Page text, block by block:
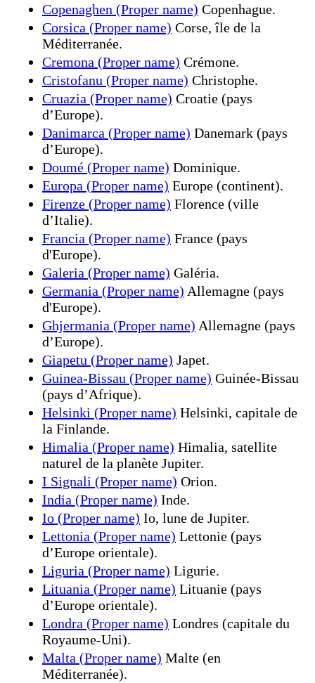
Copenaghen (Proper name) Copenhague.
Corsica (Proper name) Corse, île de la
Méditerranée.
Cremona (Proper name) Crémone.
Cristofanu (Proper name) Christophe.
Cruazia (Proper name) Croatie (pays
d’Europe).
Danimarca (Proper name) Danemark (pays
d’Europe).
Doumé (Proper name) Dominique.
Europa (Proper name) Europe (continent).
Firenze (Proper name) Florence (ville
d’Italie).
Francia (Proper name) France (pays
d'Europe).
Galeria (Proper name) Galéria.
Germania (Proper name) Allemagne (pays
d'Europe).
Ghjermania (Proper name) Allemagne (pays
dʼEurope).
Giapetu (Proper name) Japet.
Guinea-Bissau (Proper name) Guinée-Bissau
(pays d’Afrique).
Helsinki (Proper name) Helsinki, capitale de
la Finlande.
Himalia (Proper name) Himalia, satellite
naturel de la planète Jupiter.
I Signali (Proper name) Orion.
India (Proper name) Inde.
Io (Proper name) Io, lune de Jupiter.
Lettonia (Proper name) Lettonie (pays
d’Europe orientale).
Liguria (Proper name) Ligurie.
Lituania (Proper name) Lituanie (pays
d’Europe orientale).
Londra (Proper name) Londres (capitale du
Royaume-Uni).
Malta (Proper name) Malte (en
Méditerranée).